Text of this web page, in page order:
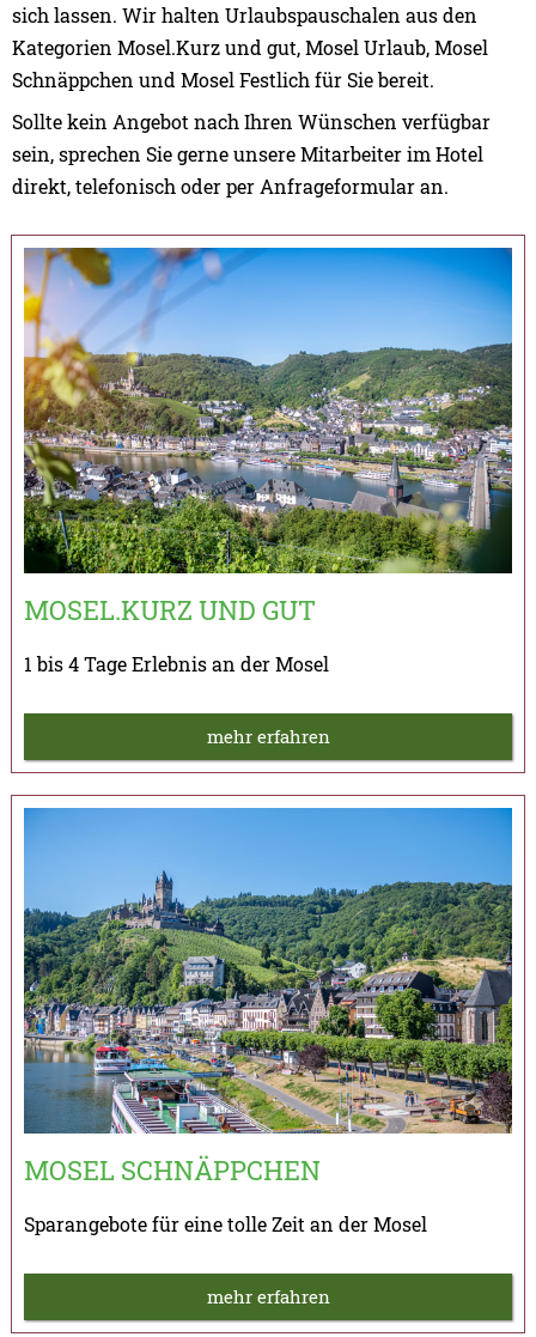
sich lassen. Wir halten Urlaubspauschalen aus den
Kategorien Mosel.Kurz und gut, Mosel Urlaub, Mosel
Schnäppchen und Mosel Festlich für Sie bereit.
Sollte kein Angebot nach Ihren Wünschen verfügbar
sein, sprechen Sie gerne unsere Mitarbeiter im Hotel
direkt, telefonisch oder per Anfrageformular an.
MOSEL.KURZ UND GUT
1 bis 4 Tage Erlebnis an der Mosel
mehr erfahren
MOSEL SCHNÄPPCHEN
Sparangebote für eine tolle Zeit an der Mosel
mehr erfahren